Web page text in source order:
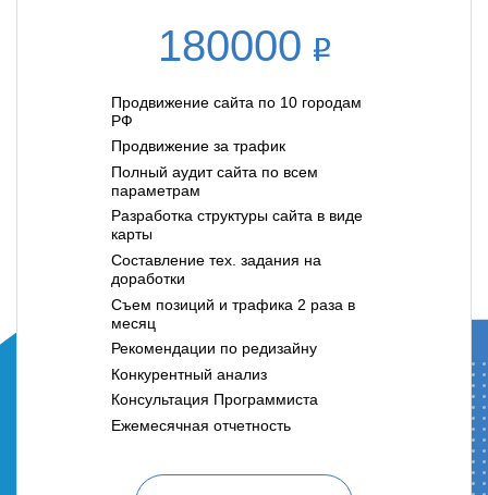
180000
Продвижение сайта по 10 городам
РФ
Продвижение за трафик
Полный аудит сайта по всем
параметрам
Разработка структуры сайта в виде
карты
Составление тех. задания на
доработки
Съем позиций и трафика 2 раза в
месяц
Рекомендации по редизайну
Конкурентный анализ
Консультация Программиста
Ежемесячная отчетность